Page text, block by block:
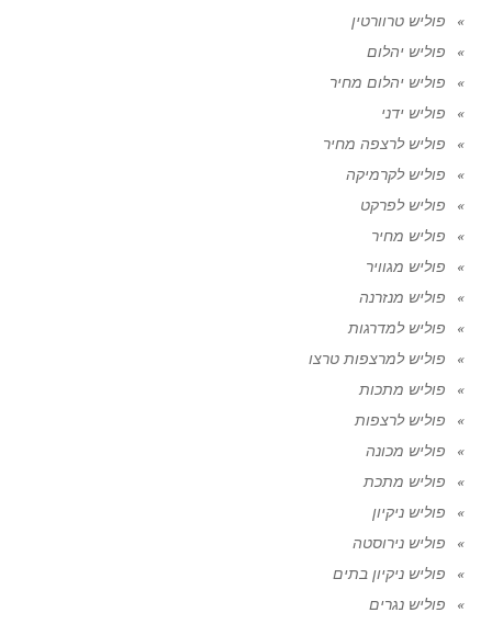
פוליש טרוורטין
פוליש יהלום
פוליש יהלום מחיר
פוליש ידני
פוליש לרצפה מחיר
פוליש לקרמיקה
פוליש לפרקט
פוליש מחיר
פוליש מגוויר
פוליש מנזרנה
פוליש למדרגות
פוליש למרצפות טרצו
פוליש מתכות
פוליש לרצפות
פוליש מכונה
פוליש מתכת
פוליש ניקיון
פוליש נירוסטה
פוליש ניקיון בתים
פוליש נגרים